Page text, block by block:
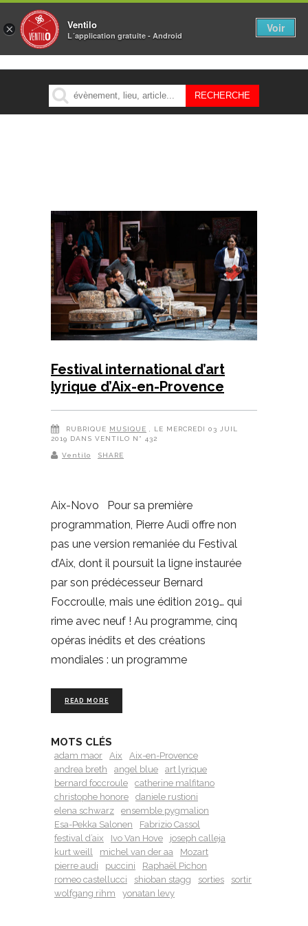
MENU
Festival international d’art
lyrique d’Aix-en-Provence
RUBRIQUE MUSIQUE
, LE MERCREDI 03 JUIL
2019 DANS VENTILO N° 432
Ventilo SHARE
Aix-Novo Pour sa première
programmation, Pierre Audi offre non
pas une version remaniée du Festival
d’Aix, dont il poursuit la ligne instaurée
par son prédécesseur Bernard
Foccroulle, mais une édition 2019… qui
rime avec neuf ! Au programme, cinq
opéras inédits et des créations
mondiales : un programme
READ MORE
MOTS CLÉS
adam maor Aix
Aix-en-Provence
andrea breth
angel blue
art lyrique
bernard foccroule
catherine malfitano
christophe honore
daniele rustioni
elena schwarz
ensemble pygmalion
Esa-Pekka Salonen
Fabrizio Cassol
festival d’aix
Ivo Van Hove
joseph calleja
kurt weill
michel van der aa
Mozart
pierre audi
puccini
Raphaël Pichon
romeo castellucci
shioban stagg sorties
sortir
wolfgang rihm
yonatan levy
× Ventilo
L´application gratuite - Android
Voir